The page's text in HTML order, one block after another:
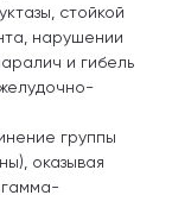
стойкой
нарушении
и гибель
группы
оказывая